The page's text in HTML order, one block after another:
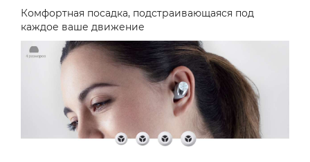
Комфортная посадка, подстраивающаяся под
каждое ваше движение